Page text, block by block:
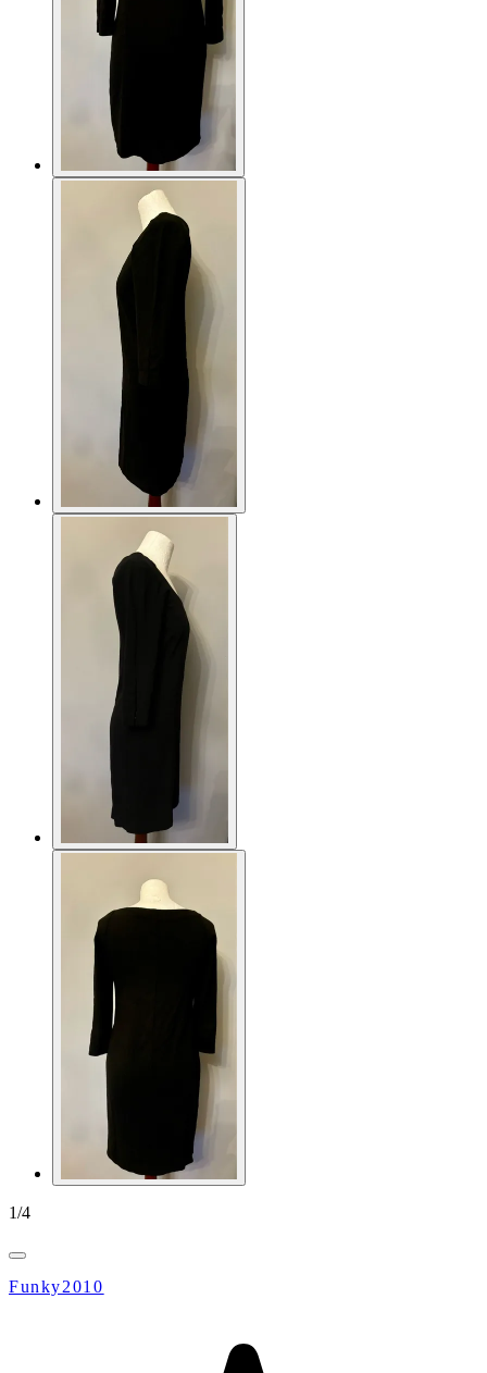
1/4
Funky2010